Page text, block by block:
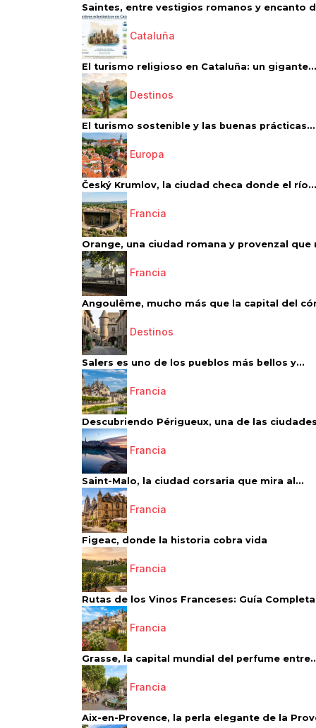
Saintes, entre vestigios romanos y encanto
Cataluña
El turismo religioso en Cataluña: un gigante...
Destinos
El turismo sostenible y las buenas prácticas...
Europa
Český Krumlov, la ciudad checa donde el río...
Francia
Orange, una ciudad romana y provenzal que
Francia
Angoulême, mucho más que la capital del
Destinos
Salers es uno de los pueblos más bellos y...
Francia
Descubriendo Périgueux, una de las
Francia
Saint-Malo, la ciudad corsaria que mira al...
Francia
Figeac, donde la historia cobra vida
Francia
Rutas de los Vinos Franceses: Guía
Francia
Grasse, la capital mundial del perfume
Francia
Aix-en-Provence, la perla elegante de la